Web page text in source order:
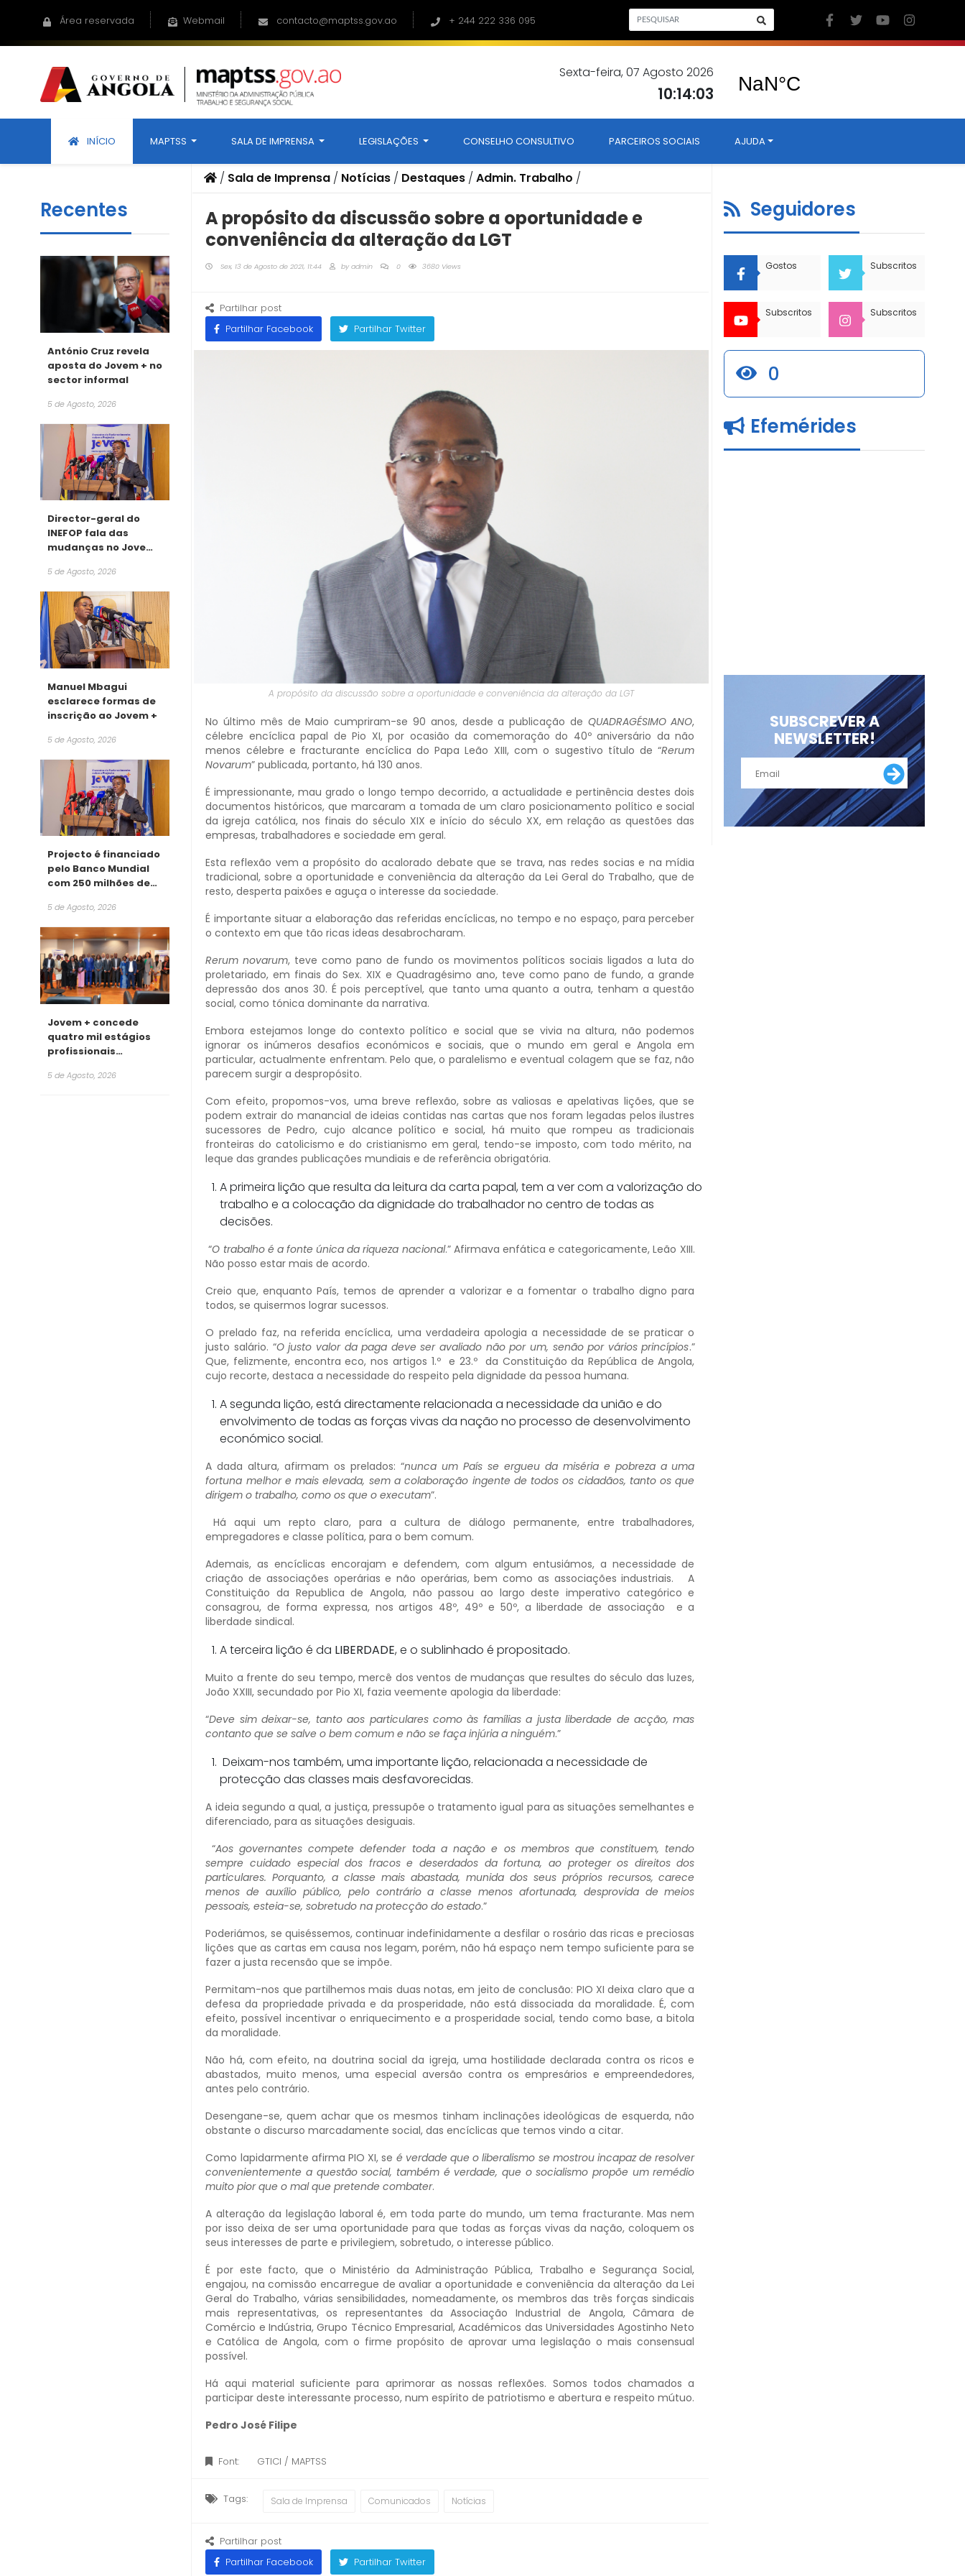
Área reservada Webmail contacto@maptss.gov.ao + 244 222 336 095
Sexta-feira, 07 Agosto 2026
10:14:04
INÍCIO MAPTSS SALA DE IMPRENSA LEGISLAÇÕES CONSELHO CONSULTIVO PARCEIROS SOCIAIS AJUDA
Recentes
António Cruz revela
aposta do Jovem + no
sector informal
5 de Agosto, 2026
Director-geral do
INEFOP fala das
mudanças no Jovem
5 de Agosto, 2026
Manuel Mbagui
esclarece formas de
inscrição ao Jovem +
5 de Agosto, 2026
Projecto é financiado
pelo Banco Mundial
com 250 milhões de
5 de Agosto, 2026
Jovem + concede
quatro mil estágios
profissionais
2026
5 de Agosto, 2026
/ Sala de Imprensa / Notícias / Destaques /Admin. Trabalho /
A propósito da discussão sobre a oportunidade e
conveniência da alteração da LGT
Sex, 13 de Agosto de 2021, 11:44 byadmin 0 3680 Views
Partilhar post
Partilhar Facebook
Partilhar Twitter
A propósito da discussão sobre a oportunidade e conveniência da alteração da LGT
No último mês de Maio cumpriram-se 90 anos, desde a publicação de QUADRAGÉSIMO ANO,
célebre encíclica papal de Pio XI, por ocasião da comemoração do 40º aniversário da não
menos célebre e fracturante encíclica do Papa Leão XIII, com o sugestivo título de “Rerum
Novarum” publicada, portanto, há 130 anos.
É impressionante, mau grado o longo tempo decorrido, a actualidade e pertinência destes dois
documentos históricos, que marcaram a tomada de um claro posicionamento político e social
da igreja católica, nos finais do século XIX e início do século XX, em relação as questões das
empresas, trabalhadores e sociedade em geral.
Esta reflexão vem a propósito do acalorado debate que se trava, nas redes socias e na mídia
tradicional, sobre a oportunidade e conveniência da alteração da Lei Geral do Trabalho, que de
resto, desperta paixões e aguça o interesse da sociedade.
É importante situar a elaboração das referidas encíclicas, no tempo e no espaço, para perceber
o contexto em que tão ricas ideas desabrocharam.
Rerum novarum, teve como pano de fundo os movimentos políticos sociais ligados a luta do
proletariado, em finais do Sex. XIX e Quadragésimo ano, teve como pano de fundo, a grande
depressão dos anos 30. É pois perceptível, que tanto uma quanto a outra, tenham a questão
social, como tónica dominante da narrativa.
Embora estejamos longe do contexto político e social que se vivia na altura, não podemos
ignorar os inúmeros desafios económicos e sociais, que o mundo em geral e Angola em
particular, actualmente enfrentam. Pelo que, o paralelismo e eventual colagem que se faz, não
parecem surgir a despropósito.
Com efeito, propomos-vos, uma breve reflexão, sobre as valiosas e apelativas lições, que se
podem extrair do manancial de ideias contidas nas cartas que nos foram legadas pelos ilustres
sucessores de Pedro, cujo alcance político e social, há muito que rompeu as tradicionais
fronteiras do catolicismo e do cristianismo em geral, tendo-se imposto, com todo mérito, na
leque das grandes publicações mundiais e de referência obrigatória.
A primeira lição que resulta da leitura da carta papal, tem a ver com a valorização do
trabalho e a colocação da dignidade do trabalhador no centro de todas as
decisões.
“O trabalho é a fonte única da riqueza nacional.” Afirmava enfática e categoricamente, Leão XIII.
Não posso estar mais de acordo.
Creio que, enquanto País, temos de aprender a valorizar e a fomentar o trabalho digno para
todos, se quisermos lograr sucessos.
O prelado faz, na referida encíclica, uma verdadeira apologia a necessidade de se praticar o
justo salário. “O justo valor da paga deve ser avaliado não por um, senão por vários princípios.”
Que, felizmente, encontra eco, nos artigos 1.º e 23.º da Constituição da República de Angola,
cujo recorte, destaca a necessidade do respeito pela dignidade da pessoa humana.
A segunda lição, está directamente relacionada a necessidade da união e do
envolvimento de todas as forças vivas da nação no processo de desenvolvimento
económico social.
A dada altura, afirmam os prelados: “nunca um País se ergueu da miséria e pobreza a uma
fortuna melhor e mais elevada, sem a colaboração ingente de todos os cidadãos, tanto os que
dirigem o trabalho, como os que o executam”.
Há aqui um repto claro, para a cultura de diálogo permanente, entre trabalhadores,
empregadores e classe política, para o bem comum.
Ademais, as encíclicas encorajam e defendem, com algum entusiámos, a necessidade de
criação de associações operárias e não operárias, bem como as associações industriais. A
Constituição da Republica de Angola, não passou ao largo deste imperativo categórico e
consagrou, de forma expressa, nos artigos 48º, 49º e 50º, a liberdade de associação e a
liberdade sindical.
A terceira lição é da LIBERDADE, e o sublinhado é propositado.
Muito a frente do seu tempo, mercê dos ventos de mudanças que resultes do século das luzes,
João XXIII, secundado por Pio XI, fazia veemente apologia da liberdade:
“Deve sim deixar-se, tanto aos particulares como às famílias a justa liberdade de acção, mas
contanto que se salve o bem comum e não se faça injúria a ninguém.”
Deixam-nos também, uma importante lição, relacionada a necessidade de
protecção das classes mais desfavorecidas.
A ideia segundo a qual, a justiça, pressupõe o tratamento igual para as situações semelhantes e
diferenciado, para as situações desiguais.
“Aos governantes compete defender toda a nação e os membros que constituem, tendo
sempre cuidado especial dos fracos e deserdados da fortuna, ao proteger os direitos dos
particulares. Porquanto, a classe mais abastada, munida dos seus próprios recursos, carece
menos de auxílio público, pelo contrário a classe menos afortunada, desprovida de meios
pessoais, esteia-se, sobretudo na protecção do estado.”
Poderiámos, se quiséssemos, continuar indefinidamente a desfilar o rosário das ricas e preciosas
lições que as cartas em causa nos legam, porém, não há espaço nem tempo suficiente para se
fazer a justa recensão que se impõe.
Permitam-nos que partilhemos mais duas notas, em jeito de conclusão: PIO XI deixa claro que a
defesa da propriedade privada e da prosperidade, não está dissociada da moralidade. É, com
efeito, possível incentivar o enriquecimento e a prosperidade social, tendo como base, a bitola
da moralidade.
Não há, com efeito, na doutrina social da igreja, uma hostilidade declarada contra os ricos e
abastados, muito menos, uma especial aversão contra os empresários e empreendedores,
antes pelo contrário.
Desengane-se, quem achar que os mesmos tinham inclinações ideológicas de esquerda, não
obstante o discurso marcadamente social, das encíclicas que temos vindo a citar.
Como lapidarmente afirma PIO XI, se é verdade que o liberalismo se mostrou incapaz de resolver
convenientemente a questão social, também é verdade, que o socialismo propõe um remédio
muito pior que o mal que pretende combater.
A alteração da legislação laboral é, em toda parte do mundo, um tema fracturante. Mas nem
por isso deixa de ser uma oportunidade para que todas as forças vivas da nação, coloquem os
seus interesses de parte e privilegiem, sobretudo, o interesse público.
É por este facto, que o Ministério da Administração Pública, Trabalho e Segurança Social,
engajou, na comissão encarregue de avaliar a oportunidade e conveniência da alteração da Lei
Geral do Trabalho, várias sensibilidades, nomeadamente, os membros das três forças sindicais
mais representativas, os representantes da Associação Industrial de Angola, Câmara de
Comércio e Indústria, Grupo Técnico Empresarial, Académicos das Universidades Agostinho Neto
e Católica de Angola, com o firme propósito de aprovar uma legislação o mais consensual
possível.
Há aqui material suficiente para aprimorar as nossas reflexões. Somos todos chamados a
participar deste interessante processo, num espírito de patriotismo e abertura e respeito mútuo.
Pedro José Filipe
Font: GTICI / MAPTSS
Tags: Sala de Imprensa Comunicados Notícias
Partilhar post
Partilhar Facebook
Partilhar Twitter
Seguidores
Gostos Subscritos
Subscritos Subscritos
0
Efemérides
SUBSCREVER A
NEWSLETTER!